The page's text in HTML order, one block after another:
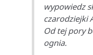
wypowiedz
czarodziejki
Od tej pory
ognia.